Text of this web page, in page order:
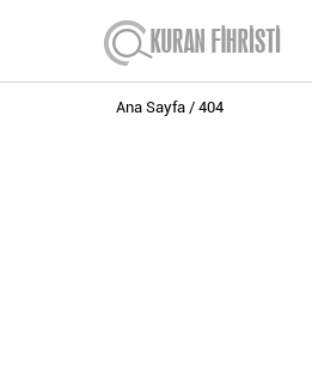
Ana Sayfa 404